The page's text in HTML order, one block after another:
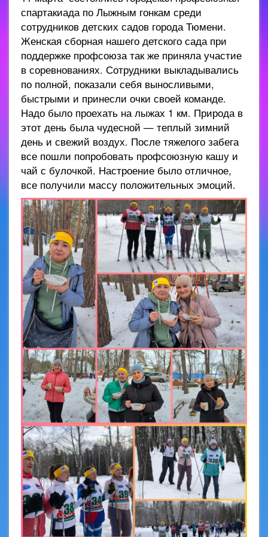
спартакиада по Лыжным гонкам среди
сотрудников детских садов города Тюмени.
Женская сборная нашего детского сада при
поддержке профсоюза так же приняла участие
в соревнованиях. Сотрудники выкладывались
по полной, показали себя выносливыми,
быстрыми и принесли очки своей команде.
Надо было проехать на лыжах 1 км. Природа в
этот день была чудесной — теплый зимний
день и свежий воздух. После тяжелого забега
все пошли попробовать профсоюзную кашу и
чай с булочкой. Настроение было отличное,
все получили массу положительных эмоций.